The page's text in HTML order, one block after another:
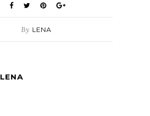
By LENA
LENA